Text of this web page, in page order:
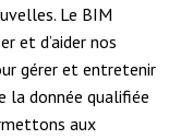
Le BIM
et d’aider nos
gérer et entretenir
la donnée qualifiée
aux